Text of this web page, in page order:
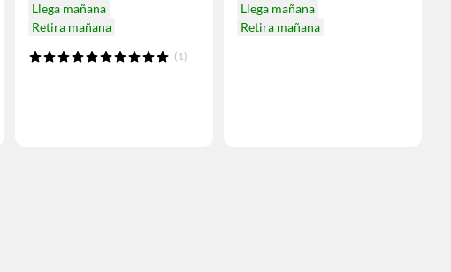
Llega mañana
Retira mañana
(1)
Llega mañana
Retira mañana